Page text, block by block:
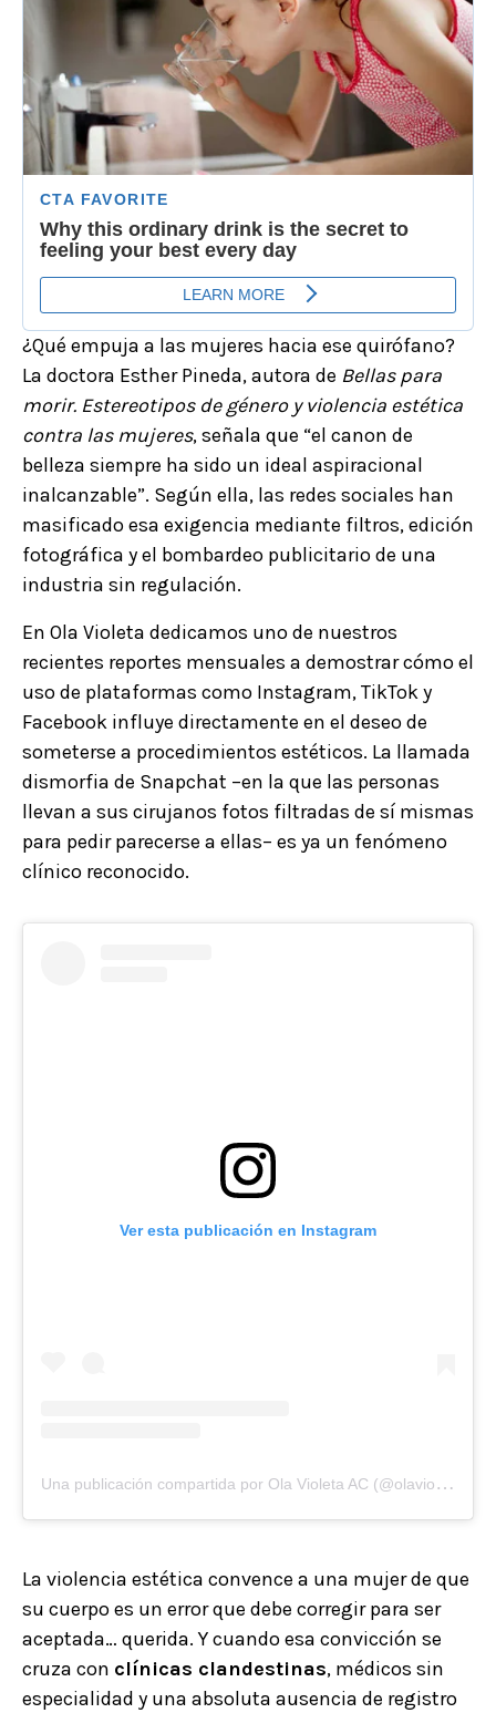
¿Qué empuja a las mujeres hacia ese quirófano?
La doctora Esther Pineda, autora de Bellas para
morir. Estereotipos de género y violencia estética
contra las mujeres, señala que “el canon de
belleza siempre ha sido un ideal aspiracional
inalcanzable”. Según ella, las redes sociales han
masificado esa exigencia mediante filtros, edición
fotográfica y el bombardeo publicitario de una
industria sin regulación.
En Ola Violeta dedicamos uno de nuestros
recientes reportes mensuales a demostrar cómo el
uso de plataformas como Instagram, TikTok y
Facebook influye directamente en el deseo de
someterse a procedimientos estéticos. La llamada
dismorfia de Snapchat –en la que las personas
llevan a sus cirujanos fotos filtradas de sí mismas
para pedir parecerse a ellas– es ya un fenómeno
clínico reconocido.
Ver esta publicación en Instagram
U
na publicación compartida por Ola Violeta AC (@olavioletaac)
La violencia estética convence a una mujer de que
su cuerpo es un error que debe corregir para ser
aceptada… querida. Y cuando esa convicción se
cruza con clínicas clandestinas, médicos sin
especialidad y una absoluta ausencia de registro